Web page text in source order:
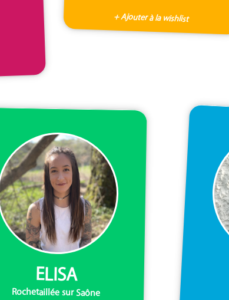
+ Ajouter à la wishlist
ELISA
Rochetaillée sur Saône